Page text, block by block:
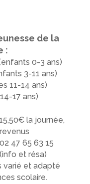
de la
:
0-3 ans)
3-11 ans)
11-14 ans)
17 ans)
la journée,
47 65 63 15
(info et résa)
varié et adapté
scolaire.